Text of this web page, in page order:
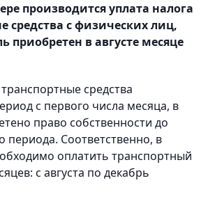
производится уплата налога
средства с физических лиц,
приобретен в августе месяце
средства
с первого числа месяца, в
право собственности до
периода. Соответственно, в
оплатить транспортный
с августа по декабрь